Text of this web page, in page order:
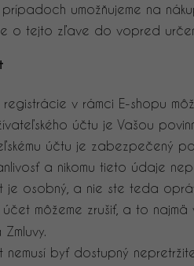
prípadoch umožňujeme na
o tejto zľave do vopred
v rámci E-shopu
účtu je Vašou
účtu je zabezpečený
a nikomu tieto údaje
je osobný, a nie ste teda
účet môžeme zrušiť, a to
nemusí byť dostupný